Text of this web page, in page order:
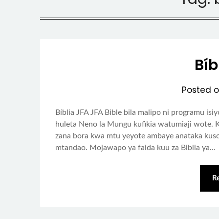
Posted
Bíblia JFA JFA Bible bila malipo ni programu
huleta Neno la Mungu kufikia watumiaji wote.
zana bora kwa mtu yeyote ambaye anataka
mtandao. Mojawapo ya faida kuu za Biblia ya…